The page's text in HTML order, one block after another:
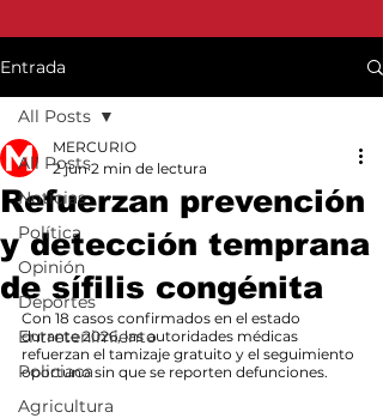
Entrada
All Posts
Noticias
Política
Opinión
Deportes
Entretenimiento
Policiaca
Agricultura
All Posts
Refuerzan prevención
y detección temprana
de sífilis congénita
MERCURIO
2 jun 2 min de lectura
Con 18 casos confirmados en el estado
durante 2026, las autoridades médicas
refuerzan el tamizaje gratuito y el seguimiento
oportuno sin que se reporten defunciones.